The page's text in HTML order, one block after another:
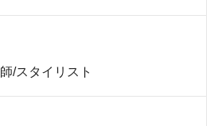
/スタイリスト